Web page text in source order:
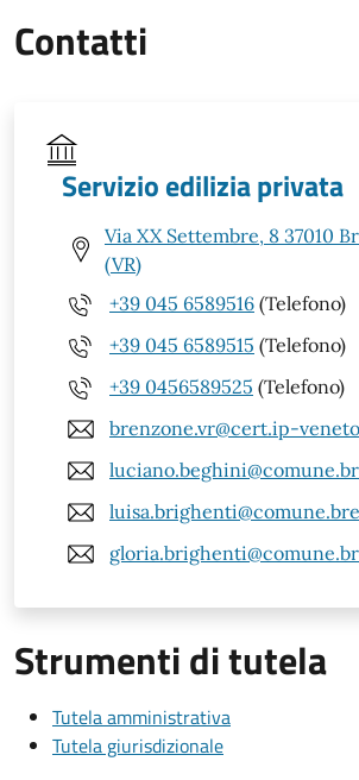
Contatti
Servizio edilizia privata
Via XX Settembre, 8 37010
(VR)
+39 045 6589516 (Telefono)
+39 045 6589515 (Telefono)
+39 0456589525 (Telefono)
brenzone.vr@cert.ip-
Strumenti di tutela
Tutela amministrativa
Tutela giurisdizionale